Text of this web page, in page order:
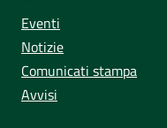
Eventi
Notizie
Comunicati stampa
Avvisi